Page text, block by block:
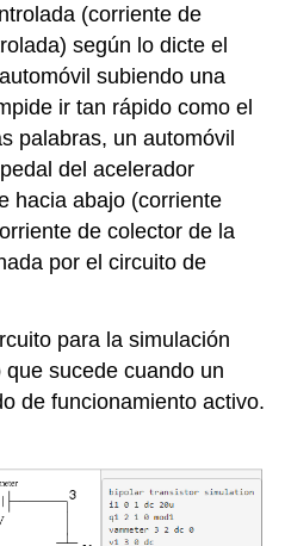
(corriente de
según lo dicte el
subiendo una
ir tan rápido como el
palabras, un automóvil
del acelerador
hacia abajo (corriente
de colector de la
por el circuito de
para la simulación
sucede cuando un
de funcionamiento activo.